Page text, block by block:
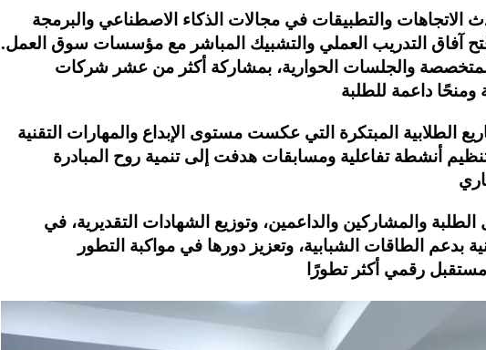
الاتجاهات والتطبيقات في مجالات الذكاء الاصطناعي والبرمجة
فتح آفاق التدريب العملي والتشبيك المباشر مع مؤسسات سوق العمل.
والجلسات الحوارية، بمشاركة أكثر من عشر شركات
المبتكرة التي عكست مستوى الإبداع والمهارات التقنية
أنشطة تفاعلية ومسابقات هدفت إلى تنمية روح المبادرة
والمشاركين والداعمين، وتوزيع الشهادات التقديرية، في
بدعم الطاقات الشبابية، وتعزيز دورها في مواكبة التطور